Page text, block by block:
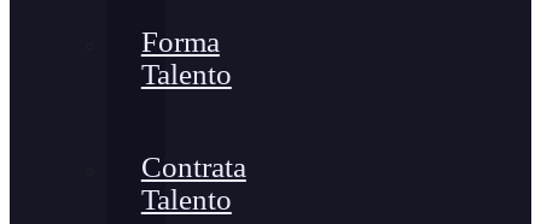
Forma
Talento
Contrata
Talento